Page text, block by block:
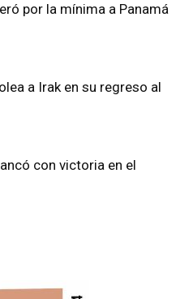
por la mínima a Panamá
a Irak en su regreso al
con victoria en el